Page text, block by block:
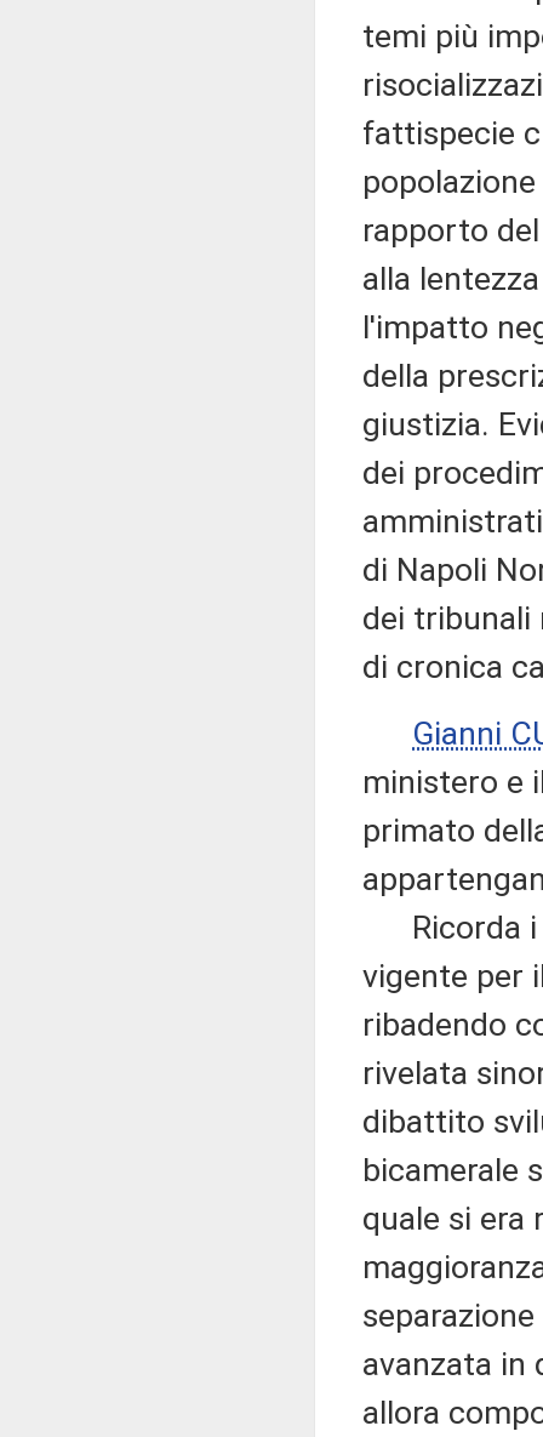
temi più
fattispecie
rapporto
alla
l'impatto
della
giustizia.
dei
di Napoli
dei tribunali
di cronica
Gianni
ministero e
primato
Ricorda i
vigente per
ribadendo
rivelata
dibattito
bicamerale
quale si era
avanzata in
allora